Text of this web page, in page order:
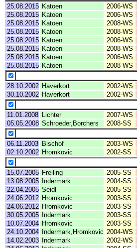
25.08.2015 Katoen 2006-WS
25.08.2015 Katoen 2006-WS
25.08.2015 Katoen 2008-WS
25.08.2015 Katoen 2008-WS
25.08.2015 Katoen 2006-WS
25.08.2015 Katoen 2008-WS
25.08.2015 Katoen 2006-WS
25.08.2015 Katoen 2008-WS
28.10.2002 Haverkort 2002-WS
30.10.2002 Haverkort 2002-WS
11.01.2008 Lichter 2007-WS
05.05.2008 Schroeder,Borchers 2008-SS
06.11.2003 Bischof 2003-WS
02.10.2002 Hromkovic 2002-SS
15.07.2005 Freiling 2005-SS
13.08.2005
Indermark 2004-SS
22.04.2005 Seidl 2005-SS
24.06.2012 Hromkovic 2003-SS
24.06.2012 Hromkovic 2003-SS
30.05.2005
Indermark 2003-SS
10.07.2004 Hromkovic 2003-SS
24.10.2004
Indermark,Hromkovic 2004-WS
14.02.2003
Indermark 2002-WS